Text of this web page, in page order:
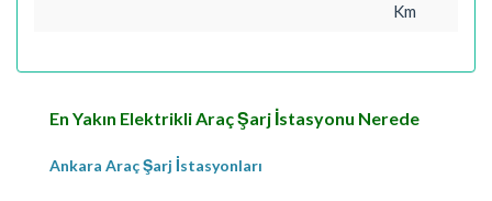
Km
En Yakın Elektrikli Araç Şarj İstasyonu Nerede
Ankara Araç Şarj İstasyonları